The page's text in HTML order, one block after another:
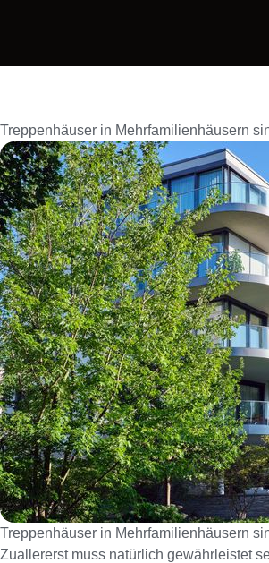
Treppenhäuser in Mehrfamilienhäusern
Treppenhäuser in Mehrfamilienhäusern
Zuallererst muss natürlich gewährleistet